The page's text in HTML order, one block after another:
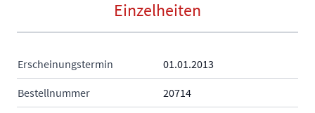
Einzelheiten
Erscheinungstermin 01.01.2013
Bestellnummer 20714